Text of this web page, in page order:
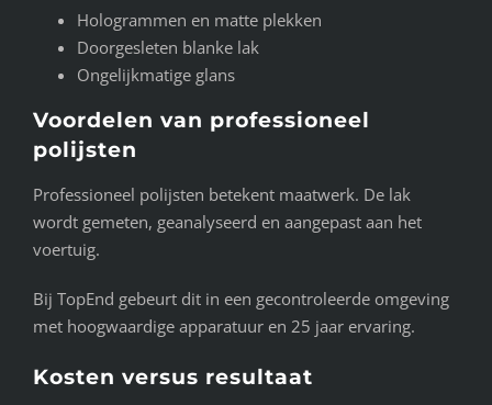
Hologrammen en matte plekken
Doorgesleten blanke lak
Ongelijkmatige glans
Voordelen van professioneel
polijsten
Professioneel polijsten betekent maatwerk. De lak
wordt gemeten, geanalyseerd en aangepast aan het
voertuig.
Bij TopEnd gebeurt dit in een gecontroleerde omgeving
met hoogwaardige apparatuur en 25 jaar ervaring.
Kosten versus resultaat